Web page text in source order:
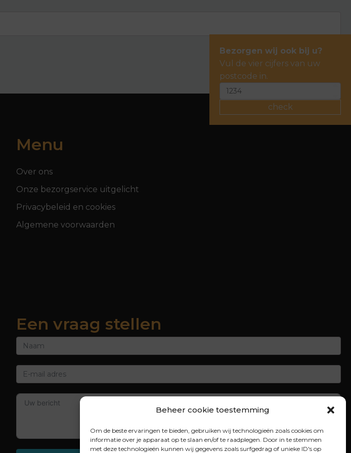
Beheer cookie toestemming
Om de beste ervaringen te bieden, gebruiken wij technologieën zoals cookies om
informatie over je apparaat op te slaan en/of te raadplegen. Door in te stemmen
met deze technologieën kunnen wij gegevens zoals surfgedrag of unieke ID's op
Menu
Over ons
Onze bezorgservice uitgelicht
Privacybeleid en cookies
Algemene voorwaarden
Een vraag stellen
Bezorgen wij ook bij u?
Vul de vier cijfers van uw
postcode in.
check